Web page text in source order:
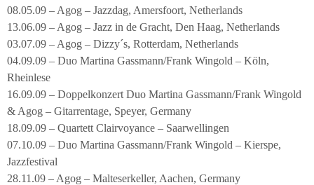
08.05.09 – Agog – Jazzdag, Amersfoort, Netherlands
13.06.09 – Agog – Jazz in de Gracht, Den Haag, Netherlands
03.07.09 – Agog – Dizzy´s, Rotterdam, Netherlands
04.09.09 – Duo Martina Gassmann/Frank Wingold – Köln,
Rheinlese
16.09.09 – Doppelkonzert Duo Martina Gassmann/Frank Wingold
& Agog – Gitarrentage, Speyer, Germany
18.09.09 – Quartett Clairvoyance – Saarwellingen
07.10.09 – Duo Martina Gassmann/Frank Wingold – Kierspe,
Jazzfestival
28.11.09 – Agog – Malteserkeller, Aachen, Germany